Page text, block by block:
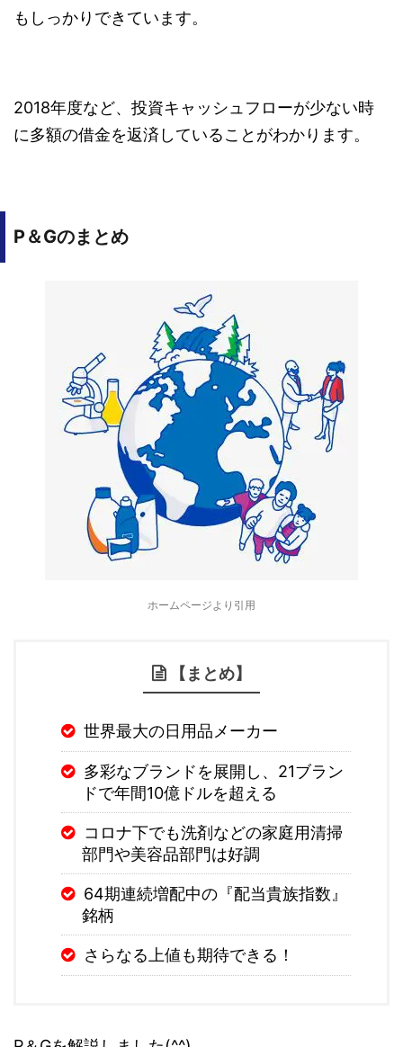
もしっかりできています。
2018年度など、投資キャッシュフローが少ない時
に多額の借金を返済していることがわかります。
P＆Gのまとめ
ホームページより引用
【まとめ】
世界最大の日用品メーカー
多彩なブランドを展開し、21ブラン
ドで年間10億ドルを超える
コロナ下でも洗剤などの家庭用清掃
部門や美容品部門は好調
64期連続増配中の『配当貴族指数』
銘柄
さらなる上値も期待できる！